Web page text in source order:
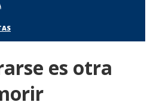
es otra